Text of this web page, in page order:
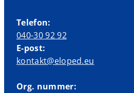
Telefon:
040-30 92 92
E-post:
kontakt@eloped.eu
Org. nummer: